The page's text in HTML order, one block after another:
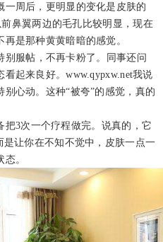
周后，更明显的变化是皮肤的
鼻翼两边的毛孔比较明显，现在
是那种黄黄暗暗的感觉。
别服帖，不再卡粉了。同事还问
起来良好。www.qypxw.net我说
心动。这种“被夸”的感觉，真的
把3次一个疗程做完。说真的，它
让你在不知不觉中，皮肤一点一
。